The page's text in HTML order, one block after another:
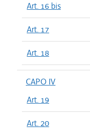
Art. 16 bis
Art. 17
Art. 18
CAPO IV
Art. 19
Art. 20